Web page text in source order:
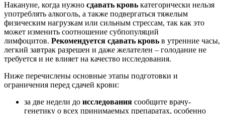
Накануне, когда нужно сдавать кровь категорически нельзя
употреблять алкоголь, а также подвергаться тяжелым
физическим нагрузкам или сильным стрессам, так как это
может изменить соотношение субпопуляций
лимфоцитов. Рекомендуется сдавать кровь в утренние часы,
легкий завтрак разрешен и даже желателен – голодание не
требуется и не влияет на качество исследования.
Ниже перечислены основные этапы подготовки и
ограничения перед сдачей крови:
за две недели до исследования сообщите врачу-
генетику о всех принимаемых препаратах, особенно